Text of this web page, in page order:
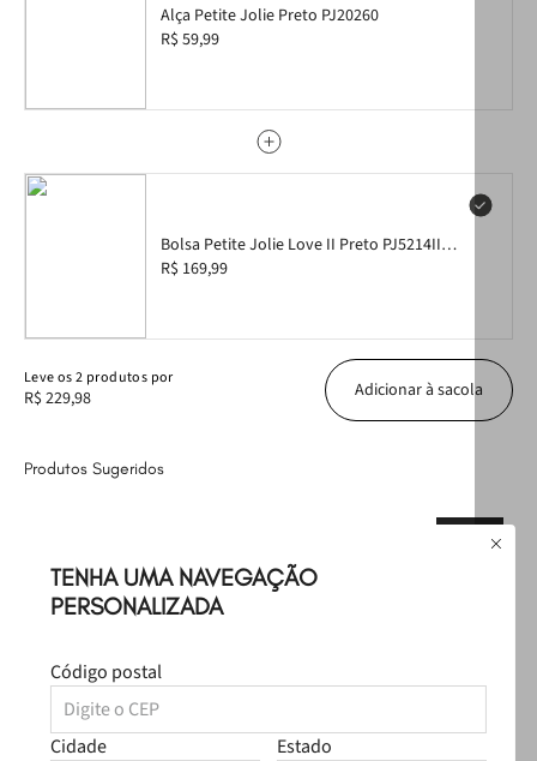
TENHA UMA NAVEGAÇÃO
PERSONALIZADA
Código postal
Cidade Estado
Alça Petite Jolie Preto PJ20260
R$ 59,99
Bolsa Petite Jolie Love II Preto PJ5214II
Bolsa Petite Jolie Love II Preto - PJ5214II
R$ 169,99
Leveos2 produtos por
R$ 229,98 Adicionar à sacola
Produtos Sugeridos